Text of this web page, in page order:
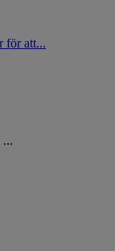
för att...
...